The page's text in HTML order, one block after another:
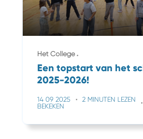
Het College
Een topstart van het
2025-2026!
14 09 2025 2 MINUTEN LEZEN
BEKEKEN